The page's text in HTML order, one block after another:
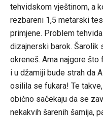
tehvidskom vještinom, a
rezbareni 1,5 metarski
primjene. Problem
dizajnerski barok. Šarolik
okreneš. Ama najgore što
i u džamiji bude strah da
osilila se fukara! Te
obično sačekaju da se
nekakvih šarenih šamija,